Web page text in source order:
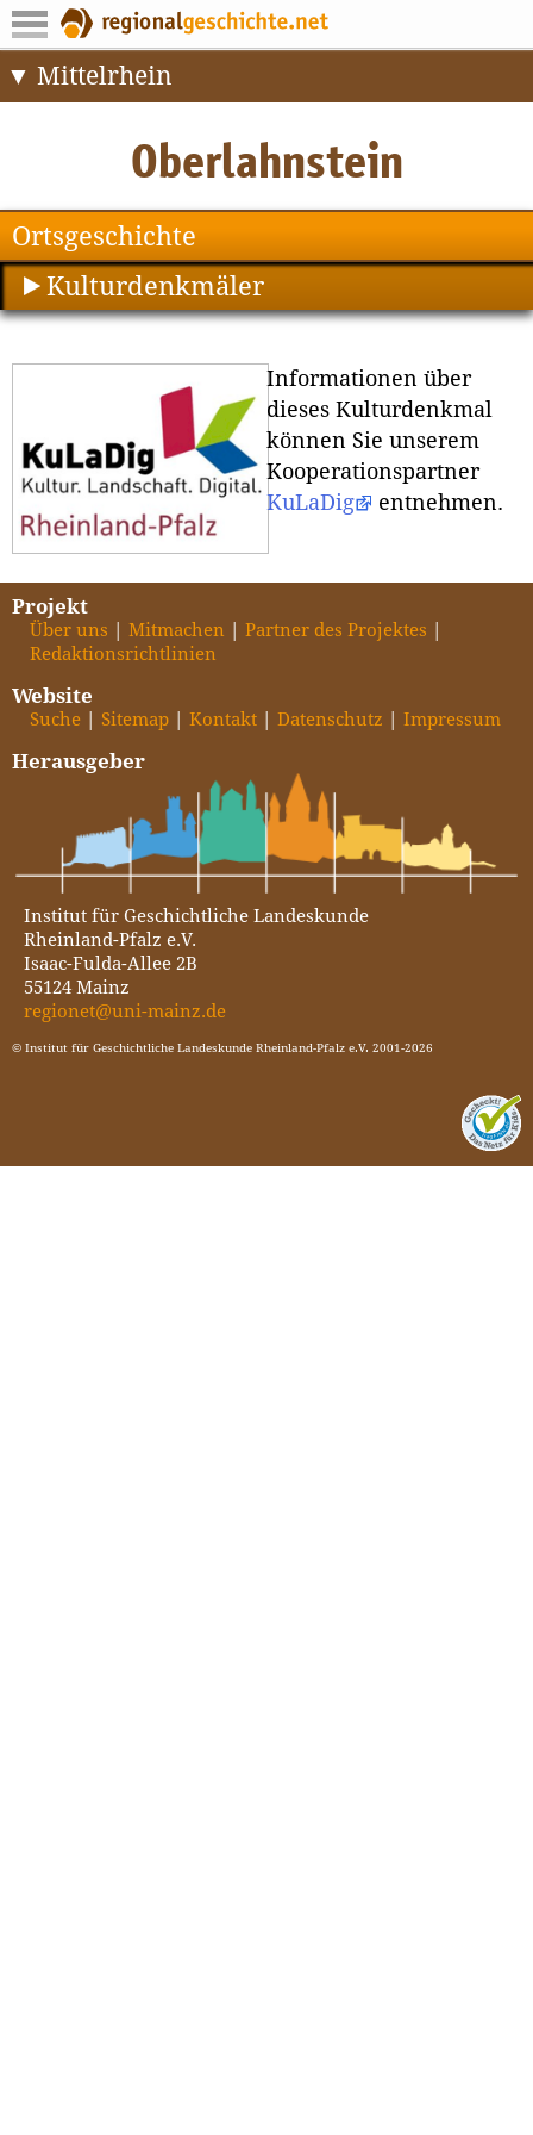
Mittelrhein
Ortsgeschichte
Kulturdenkmäler
Informationen über
dieses Kulturdenkmal
können Sie unserem
Kooperationspartner
KuLaDig
entnehmen.
Projekt
Über uns Mitmachen
Partner des Projektes
Redaktionsrichtlinien
Website
Suche Sitemap Kontakt Datenschutz Impressum
Herausgeber
Institut für Geschichtliche Landeskunde
Rheinland-Pfalz e.V.
Isaac-Fulda-Allee 2B
55124 Mainz
regionet@uni-mainz.de
© Institut für Geschichtliche Landeskunde Rheinland-Pfalz e.V. 2001-2026